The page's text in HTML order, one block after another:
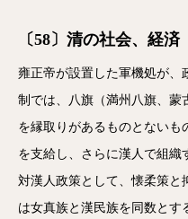
〔58〕清の社会、経済
雍正帝が設置した軍機処が、
制では、八旗（満州八旗、蒙
を縁取りがあるものとない
を支給し、さらに漢人で組織
対漢人政策として、懐柔策と
は女真族と漢民族を同数と